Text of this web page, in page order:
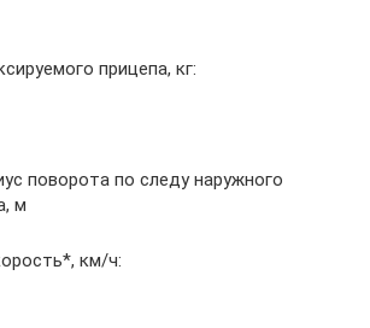
прицепа, кг:
поворота по следу наружного
м
км/ч: